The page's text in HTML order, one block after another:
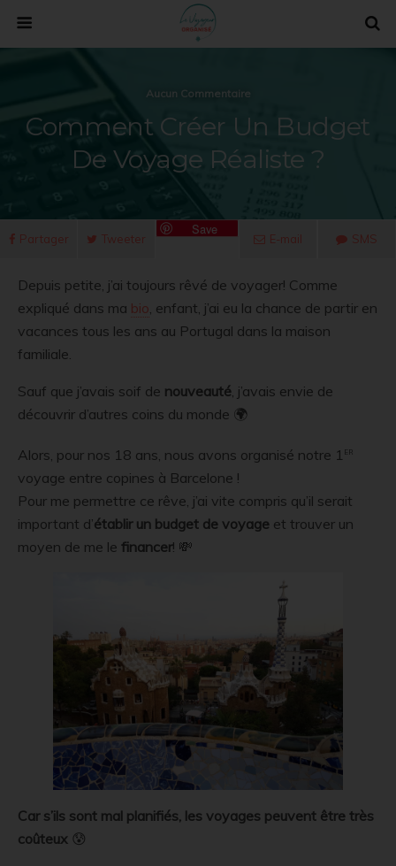
Aucun Commentaire
Comment Créer Un Budget
De Voyage Réaliste ?
Partager Tweeter
Save
E-mail SMS
Depuis petite, j’ai toujours rêvé de voyager! Comme
expliqué dans ma bio, enfant, j’ai eu la chance de partir en
vacances tous les ans au Portugal dans la maison
familiale.
Sauf que j’avais soif de nouveauté, j’avais envie de
découvrir d’autres coins du monde 🌍
Alors, pour nos 18 ans, nous avons organisé notre 1 er
voyage entre copines à Barcelone !
Pour me permettre ce rêve, j’ai vite compris qu’il serait
important d’établir un budget de voyage et trouver un
moyen de me le financer! 💸
Car s’ils sont mal planifiés, les voyages peuvent être très
coûteux 😰